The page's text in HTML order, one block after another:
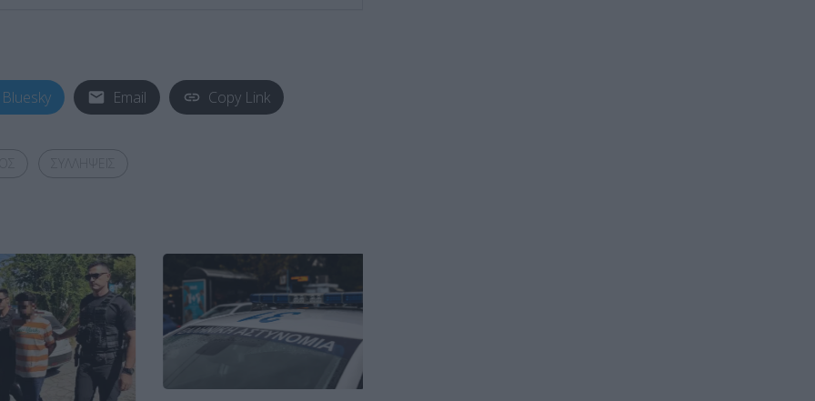
Bluesky Email Copy Link